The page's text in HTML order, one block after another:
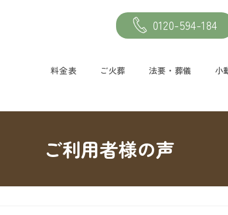
0120-594-184
料金表 ご火葬 法要・葬儀 小
ご利用者様の声